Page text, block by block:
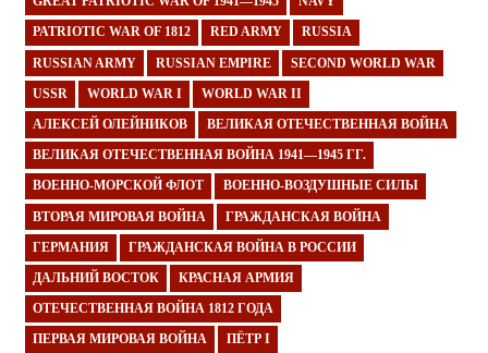
PATRIOTIC WAR OF 1812 RED ARMY RUSSIA
RUSSIAN ARMY RUSSIAN EMPIRE SECOND WORLD WAR
USSR WORLD WAR I WORLD WAR II
АЛЕКСЕЙ ОЛЕЙНИКОВ ВЕЛИКАЯ ОТЕЧЕСТВЕННАЯ ВОЙНА
ВЕЛИКАЯ ОТЕЧЕСТВЕННАЯ ВОЙНА 1941—1945 ГГ.
ВОЕННО-МОРСКОЙ ФЛОТ ВОЕННО-ВОЗДУШНЫЕ СИЛЫ
ВТОРАЯ МИРОВАЯ ВОЙНА ГРАЖДАНСКАЯ ВОЙНА
ГЕРМАНИЯ ГРАЖДАНСКАЯ ВОЙНА В РОССИИ
ДАЛЬНИЙ ВОСТОК КРАСНАЯ АРМИЯ
ОТЕЧЕСТВЕННАЯ ВОЙНА 1812 ГОДА
ПЕРВАЯ МИРОВАЯ ВОЙНА ПЁТР I